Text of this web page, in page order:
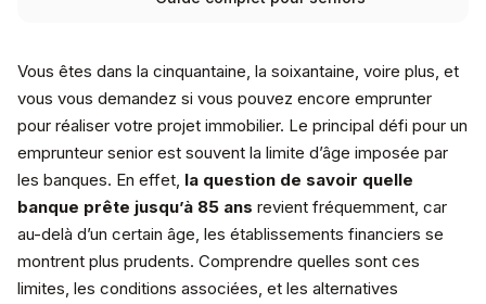
Vous êtes dans la cinquantaine, la soixantaine, voire plus, et
vous vous demandez si vous pouvez encore emprunter
pour réaliser votre projet immobilier. Le principal défi pour un
emprunteur senior est souvent la limite d’âge imposée par
les banques. En effet, la question de savoir quelle
banque prête jusqu’à 85 ans revient fréquemment, car
au-delà d’un certain âge, les établissements financiers se
montrent plus prudents. Comprendre quelles sont ces
limites, les conditions associées, et les alternatives